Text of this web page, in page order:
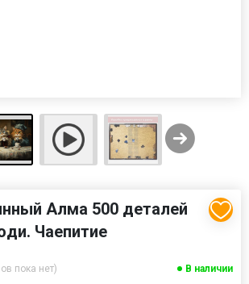
Алма 500 деталей
Чаепитие
пока нет) В наличии